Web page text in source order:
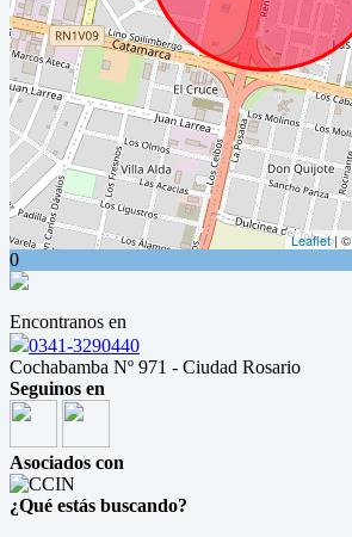
Leaflet| ©
0
Encontranos en
0341-3290440
Cochabamba Nº 971 - Ciudad Rosario
Seguinos en
Asociados con
¿Qué estás buscando?